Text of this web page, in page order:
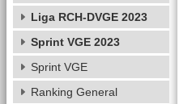
Liga RCH-DVGE 2023
Sprint VGE 2023
Sprint VGE
Ranking General